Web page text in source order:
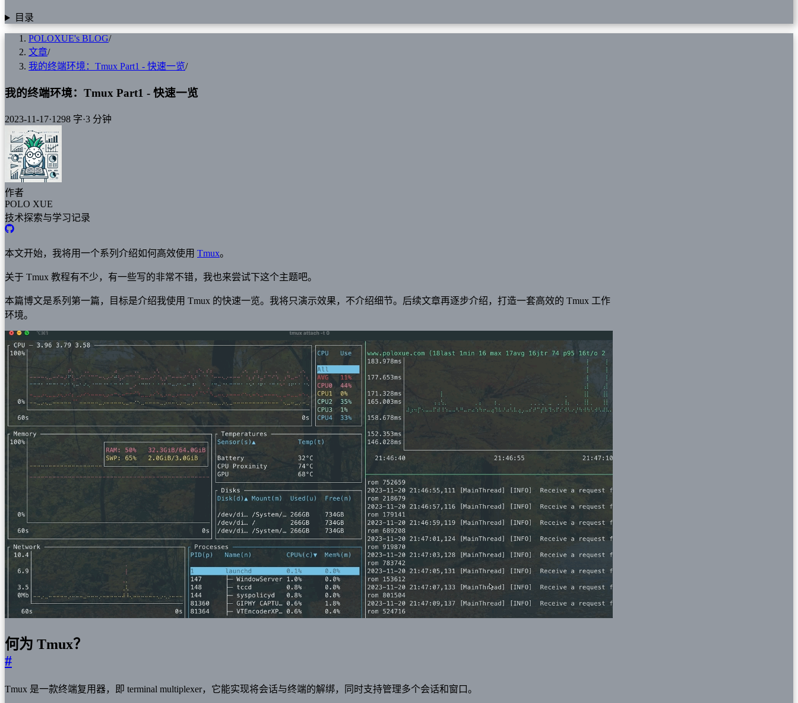
目录
POLOXUE's BLOG/
文章/
我的终端环境：Tmux Part1 - 快速一览/
我的终端环境：Tmux Part1 - 快速一览
2023-11-17·1298 字·3 分钟
作者
POLO XUE
技术探索与学习记录
本文开始，我将用一个系列介绍如何高效使用 Tmux。
关于 Tmux 教程有不少，有一些写的非常不错，我也来尝试下这个主题吧。
本篇博文是系列第一篇，目标是介绍我使用 Tmux 的快速一览。我将只演示效果，不介绍细节。后续文章再逐步介绍，打造一套高效的 Tmux 工作
环境。
何为 Tmux？
#
Tmux 是一款终端复用器，即 terminal multiplexer，它能实现将会话与终端的解绑，同时支持管理多个会话和窗口。